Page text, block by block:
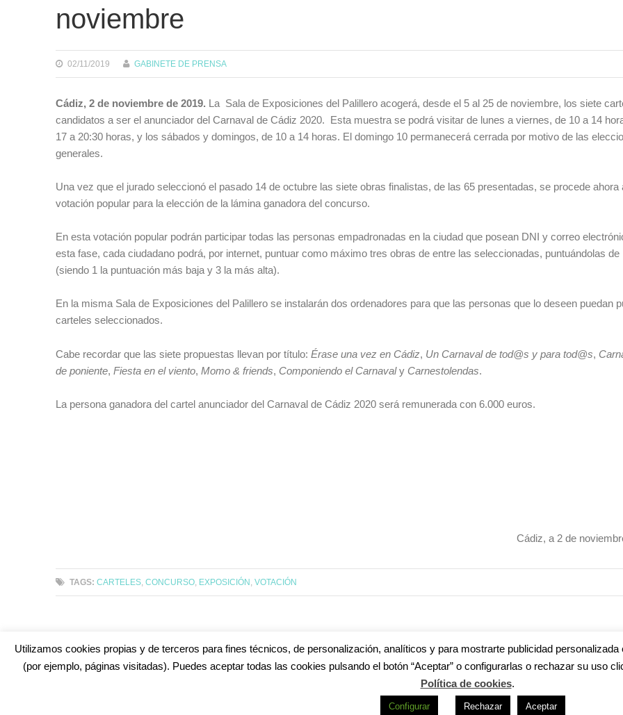
noviembre
02/11/2019 GABINETE DE PRENSA
Cádiz, 2 de noviembre de 2019. La Sala de Exposiciones del Palillero acogerá, desde el 5 al 25 de noviembre, los siete
candidatos a ser el anunciador del Carnaval de Cádiz 2020. Esta muestra se podrá visitar de lunes a viernes, de 10 a 14
17 a 20:30 horas, y los sábados y domingos, de 10 a 14 horas. El domingo 10 permanecerá cerrada por motivo de las
generales.
Una vez que el jurado seleccionó el pasado 14 de octubre las siete obras finalistas, de las 65 presentadas, se procede ahora
votación popular para la elección de la lámina ganadora del concurso.
En esta votación popular podrán participar todas las personas empadronadas en la ciudad que posean DNI y correo
esta fase, cada ciudadano podrá, por internet, puntuar como máximo tres obras de entre las seleccionadas, puntuándolas de
(siendo 1 la puntuación más baja y 3 la más alta).
En la misma Sala de Exposiciones del Palillero se instalarán dos ordenadores para que las personas que lo deseen puedan
carteles seleccionados.
Cabe recordar que las siete propuestas llevan por título: Érase una vez en Cádiz, Un Carnaval de tod@s y para tod@s,
de poniente, Fiesta en el viento, Momo & friends, Componiendo el Carnavaly Carnestolendas.
La persona ganadora del cartel anunciador del Carnaval de Cádiz 2020 será remunerada con 6.000 euros.
Cádiz, a 2 de
TAGS: CARTELES ,CONCURSO EXPOSICIÓN ,VOTACIÓN
¿No encuentras alguna cosa? Echa un vistazo en Aviso legal Política de privacidad Accesibilidad
Utilizamos cookies propias y de terceros para fines técnicos, de personalización, analíticos y para mostrarte publicidad
(por ejemplo, páginas visitadas). Puedes aceptar todas las cookies pulsando el botón “Aceptar” o configurarlas o rechazar su uso
Política de cookies.
Configurar Rechazar Aceptar